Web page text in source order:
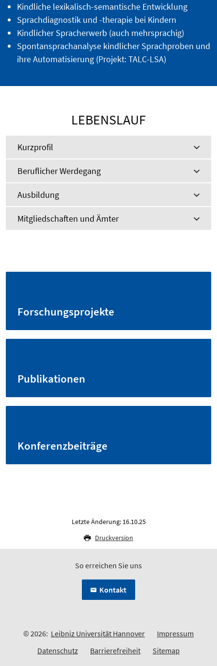
Kindliche lexikalisch-semantische Entwicklung
Sprachdiagnostik und -therapie bei Kindern
Kindlicher Spracherwerb (auch mehrsprachig)
Spontansprachanalyse kindlicher Sprachproben und
ihre Automatisierung (Projekt: TALC-LSA)
LEBENSLAUF
Kurzprofil
Beruflicher Werdegang
Ausbildung
Mitgliedschaften und Ämter
Forschungsprojekte
Publikationen
Konferenzbeiträge
Letzte Änderung: 16.10.25
Druckversion
So erreichen Sie uns
Kontakt
© 2026: Leibniz Universität Hannover
Impressum
Datenschutz
Barrierefreiheit Sitemap